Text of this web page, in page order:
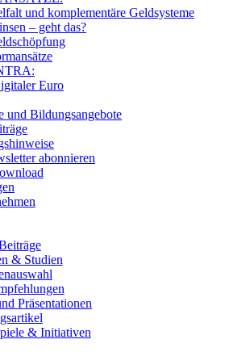
und komplementäre Geldsysteme
– geht das?
Euro
und Bildungsangebote
abonnieren
& Studien
Präsentationen
& Initiativen